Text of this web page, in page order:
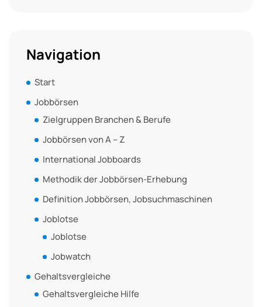
Navigation
Start
Jobbörsen
Zielgruppen Branchen & Berufe
Jobbörsen von A – Z
International Jobboards
Methodik der Jobbörsen-Erhebung
Definition Jobbörsen, Jobsuchmaschinen
Joblotse
Joblotse
Jobwatch
Gehaltsvergleiche
Gehaltsvergleiche Hilfe